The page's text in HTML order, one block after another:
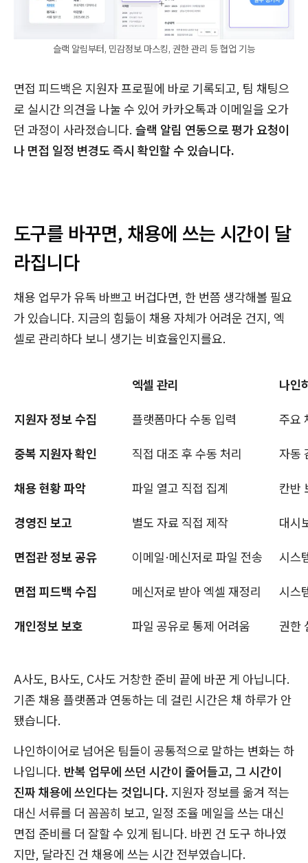
슬랙 알림부터, 민감정보 마스킹, 권한 관리 등 협업 기능
면접 피드백은 지원자 프로필에 바로 기록되고, 팀 채팅으
로 실시간 의견을 나눌 수 있어 카카오톡과 이메일을 오가
던 과정이 사라졌습니다. 슬랙 알림 연동으로 평가 요청이
나 면접 일정 변경도 즉시 확인할 수 있습니다.
도구를 바꾸면, 채용에 쓰는 시간이 달
라집니다
채용 업무가 유독 바쁘고 버겁다면, 한 번쯤 생각해볼 필요
가 있습니다. 지금의 힘듦이 채용 자체가 어려운 건지, 엑
셀로 관리하다 보니 생기는 비효율인지를요.
엑셀 관리 나인
지원자 정보 수집 플랫폼마다 수동 입력 주요
중복 지원자 확인 직접 대조 후 수동 처리 자동
채용 현황 파악 파일 열고 직접 집계 칸반
경영진 보고 별도 자료 직접 제작 대시
면접관 정보 공유 이메일·메신저로 파일 전송 시스
면접 피드백 수집 메신저로 받아 엑셀 재정리 시스
개인정보 보호 파일 공유로 통제 어려움 권한
A사도, B사도, C사도 거창한 준비 끝에 바꾼 게 아닙니다.
기존 채용 플랫폼과 연동하는 데 걸린 시간은 채 하루가 안
됐습니다.
나인하이어로 넘어온 팀들이 공통적으로 말하는 변화는 하
나입니다. 반복 업무에 쓰던 시간이 줄어들고, 그 시간이
진짜 채용에 쓰인다는 것입니다. 지원자 정보를 옮겨 적는
대신 서류를 더 꼼꼼히 보고, 일정 조율 메일을 쓰는 대신
면접 준비를 더 잘할 수 있게 됩니다. 바뀐 건 도구 하나였
지만, 달라진 건 채용에 쓰는 시간 전부였습니다.